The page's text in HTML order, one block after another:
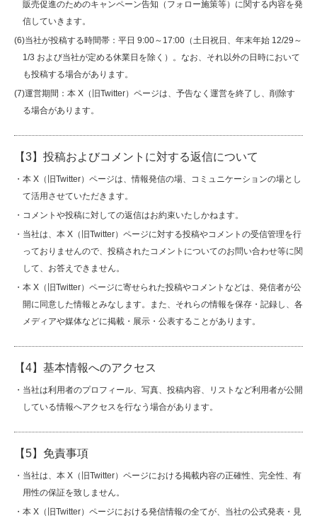
お問い合わせ
販売促進のためのキャンペーン告知（フォロー施策等）に関する内容を発
信していきます。
(6)当社が投稿する時間帯：平日 9:00～17:00（土日祝日、年末年始 12/29～
1/3 および当社が定める休業日を除く）。なお、それ以外の日時において
も投稿する場合があります。
(7)運営期間：本 X（旧Twitter）ページは、予告なく運営を終了し、削除す
る場合があります。
【3】投稿およびコメントに対する返信について
・本 X（旧Twitter）ページは、情報発信の場、コミュニケーションの場とし
て活用させていただきます。
・コメントや投稿に対しての返信はお約束いたしかねます。
・当社は、本 X（旧Twitter）ページに対する投稿やコメントの受信管理を行
っておりませんので、投稿されたコメントについてのお問い合わせ等に関
して、お答えできません。
・本 X（旧Twitter）ページに寄せられた投稿やコメントなどは、発信者が公
開に同意した情報とみなします。また、それらの情報を保存・記録し、各
メディアや媒体などに掲載・展示・公表することがあります。
【4】基本情報へのアクセス
・当社は利用者のプロフィール、写真、投稿内容、リストなど利用者が公開
している情報へアクセスを行なう場合があります。
【5】免責事項
・当社は、本 X（旧Twitter）ページにおける掲載内容の正確性、完全性、有
用性の保証を致しません。
・本 X（旧Twitter）ページにおける発信情報の全てが、当社の公式発表・見